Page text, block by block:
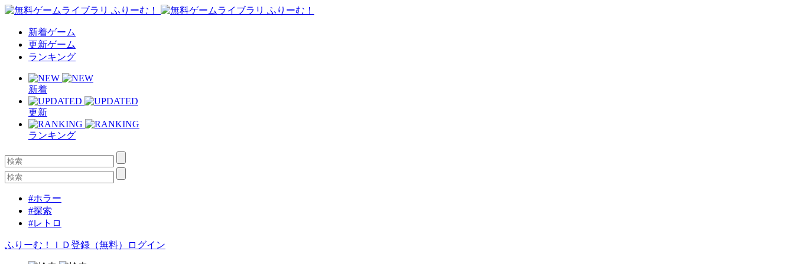
新着ゲーム
更新ゲーム
ランキング
新着
更新
ランキング
#ホラー
#探索
#レトロ
ふりーむ！ＩＤ登録（無料） ログイン